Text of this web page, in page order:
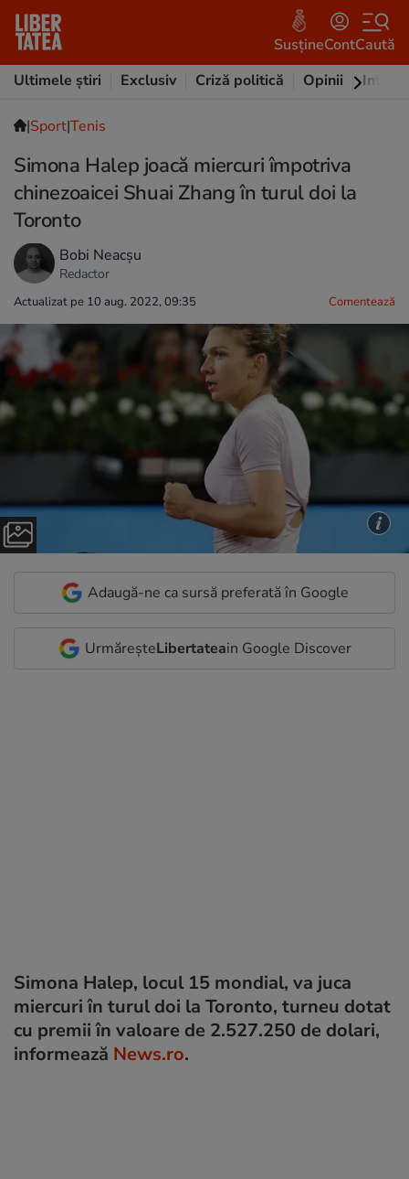
SusțineContCaută
Ultimele știri
Exclusiv Criză politică Opinii
|Sport|Tenis
Simona Halep joacă miercuri împotriva
chinezoaicei Shuai Zhang în turul doi la
Toronto
Bobi Neacșu
Redactor
Actualizat pe 10 aug. 2022, 09:35 Comentează
Adaugă-ne ca sursă preferată în Google
UrmăreșteLibertateain Google Discover
Simona Halep, locul 15 mondial, va juca
miercuri în turul doi la Toronto, turneu dotat
cu premii în valoare de 2.527.250 de dolari,
informează News.ro.